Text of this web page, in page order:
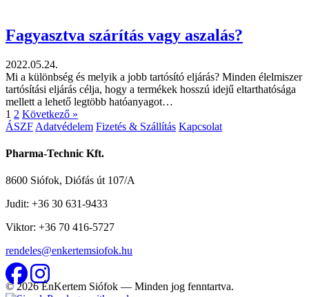
Fagyasztva szárítás vagy aszalás?
2022.05.24.
Mi a különbség és melyik a jobb tartósító eljárás? Minden élelmiszer
tartósítási eljárás célja, hogy a termékek hosszú idejű eltarthatósága
mellett a lehető legtöbb hatóanyagot…
1 2 Következő »
ÁSZF Adatvédelem Fizetés & Szállítás Kapcsolat
Pharma-Technic Kft.
8600 Siófok, Diófás út 107/A
Judit: +36 30 631-9433
Viktor: +36 70 416-5727
rendeles@enkertemsiofok.hu
© 2026 ÉnKertem Siófok — Minden jog fenntartva.